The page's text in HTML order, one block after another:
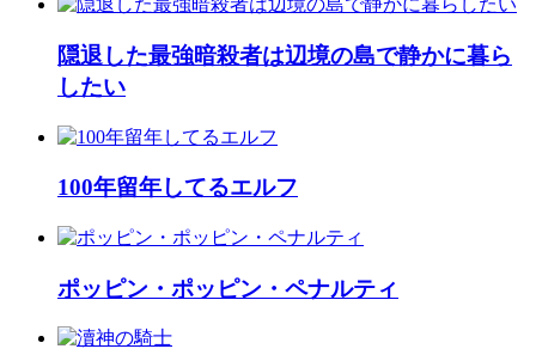
隠退した最強暗殺者は辺境の島で静かに暮ら
したい
100年留年してるエルフ
ポッピン・ポッピン・ペナルティ